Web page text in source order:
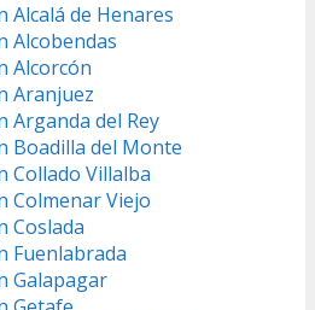
Alcalá de Henares
Alcobendas
Alcorcón
Aranjuez
Arganda del Rey
Boadilla del Monte
Collado Villalba
Colmenar Viejo
Coslada
Fuenlabrada
Galapagar